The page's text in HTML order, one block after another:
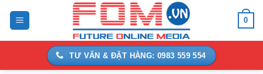
0
TƯ VẤN & ĐẶT HÀNG: 0983 559 554